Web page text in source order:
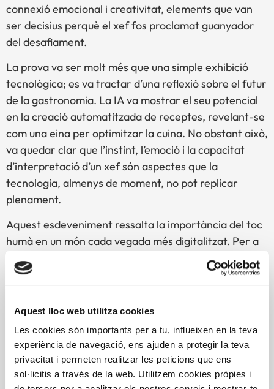
Aquest lloc web utilitza cookies
Les cookies són importants per a tu, influeixen en la teva
experiència de navegació, ens ajuden a protegir la teva
privacitat i permeten realitzar les peticions que ens
sol·licitis a través de la web. Utilitzem cookies pròpies i
connexió emocional i creativitat, elements que van
ser decisius perquè el xef fos proclamat guanyador
del desafiament.
La prova va ser molt més que una simple exhibició
tecnològica; es va tractar d’una reflexió sobre el futur
de la gastronomia. La IA va mostrar el seu potencial
en la creació automatitzada de receptes, revelant-se
com una eina per optimitzar la cuina. No obstant això,
va quedar clar que l’instint, l’emoció i la capacitat
d’interpretació d’un xef són aspectes que la
tecnologia, almenys de moment, no pot replicar
plenament.
Aquest esdeveniment ressalta la importància del toc
humà en un món cada vegada més digitalitzat. Per a
la Fundació Alícia, va ser una ocasió per continuar
promovent la interacció entre la ciència i la
poden ser una ajuda valuosa, però també reafirmant
que la creativitat i la connexió emocional seguiran
sent insubstituïbles en el futur de la gastronomia.